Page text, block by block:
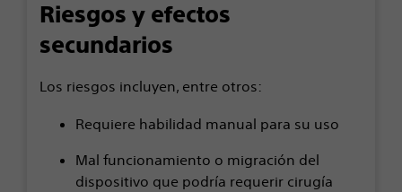
Riesgos y efectos
secundarios
Los riesgos incluyen, entre otros:
Requiere habilidad manual para su uso
Mal funcionamiento o migración del
dispositivo que podría requerir cirugía